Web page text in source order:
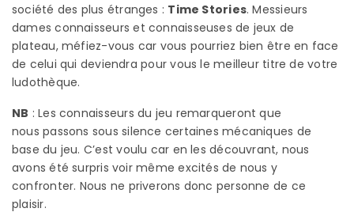
société des plus étranges : Time Stories. Messieurs
dames connaisseurs et connaisseuses de jeux de
plateau, méfiez-vous car vous pourriez bien être en face
de celui qui deviendra pour vous le meilleur titre de votre
ludothèque.
NB : Les connaisseurs du jeu remarqueront que
nous passons sous silence certaines mécaniques de
base du jeu. C’est voulu car en les découvrant, nous
avons été surpris voir même excités de nous y
confronter. Nous ne priverons donc personne de ce
plaisir.